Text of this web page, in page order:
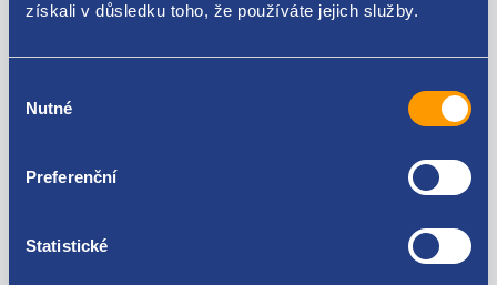
získali v důsledku toho, že používáte jejich služby.
souhlasu
Nutné
Preferenční
Statistické
Fiat Doblo 2000 - 2009 1.3 MultiJet
Fiat Punto 1999 - 2010 1.3 16V MultiJet